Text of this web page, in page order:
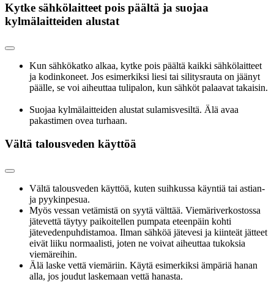
Kytke sähkölaitteet pois päältä ja suojaa
kylmälaitteiden alustat
Kun sähkökatko alkaa, kytke pois päältä kaikki sähkölaitteet
ja kodinkoneet. Jos esimerkiksi liesi tai silitysrauta on jäänyt
päälle, se voi aiheuttaa tulipalon, kun sähköt palaavat takaisin.
Suojaa kylmälaitteiden alustat sulamisvesiltä. Älä avaa
pakastimen ovea turhaan.
Vältä talousveden käyttöä
Vältä talousveden käyttöä, kuten suihkussa käyntiä tai astian-
ja pyykinpesua.
Myös vessan vetämistä on syytä välttää. Viemäriverkostossa
jätevettä täytyy paikoitellen pumpata eteenpäin kohti
jätevedenpuhdistamoa. Ilman sähköä jätevesi ja kiinteät jätteet
eivät liiku normaalisti, joten ne voivat aiheuttaa tukoksia
viemäreihin.
Älä laske vettä viemäriin. Käytä esimerkiksi ämpäriä hanan
alla, jos joudut laskemaan vettä hanasta.